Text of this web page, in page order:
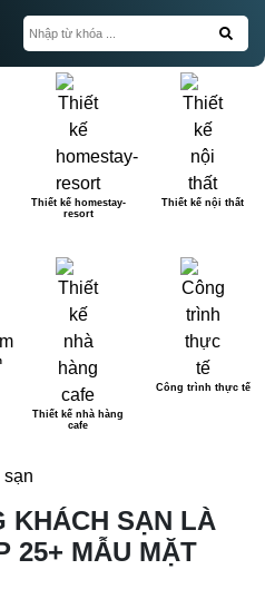
Thiết kế homestay-
resort
Thiết kế nội thất
Thiết kế nhà hàng
cafe
Công trình thực tế
sạn
KHÁCH SẠN LÀ
25+ MẪU MẶT